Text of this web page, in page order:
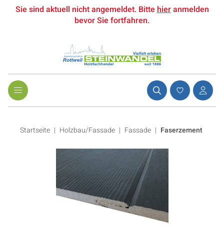
Sie sind aktuell nicht angemeldet. Bittehieranmelden
bevor Sie fortfahren.
Startseite Holzbau/Fassade | Fassade | Faserzement